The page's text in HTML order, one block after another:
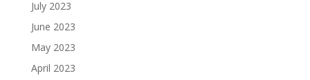
July 2023
June 2023
May 2023
April 2023